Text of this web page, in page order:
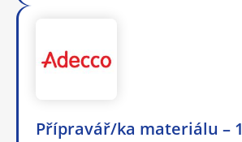
Přípravář/ka materiálu – 1